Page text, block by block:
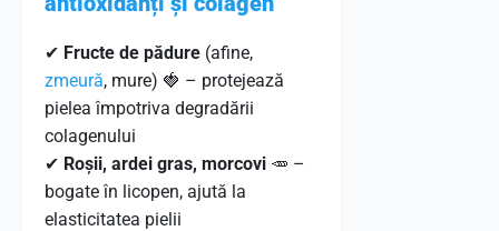
✔ Fructe de pădure (afine,
zmeură, mure) 🍓 – protejează
pielea împotriva degradării
colagenului
✔ Roșii, ardei gras, morcovi 🥕 –
bogate în licopen, ajută la
elasticitatea pielii